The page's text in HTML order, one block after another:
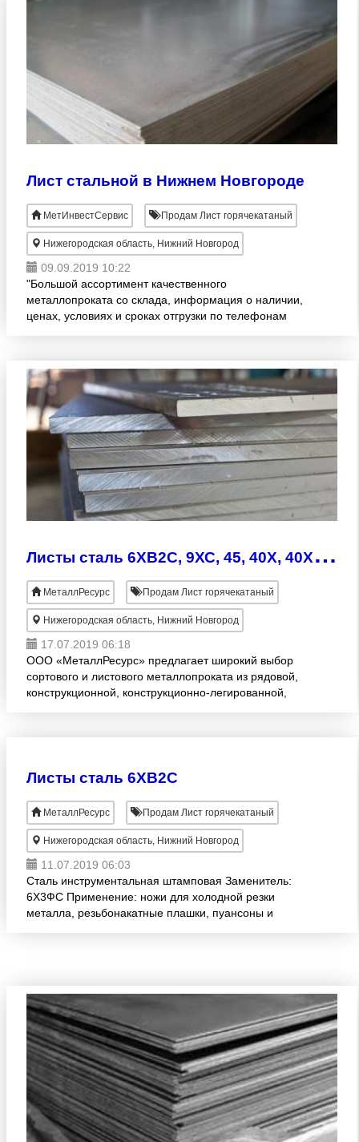
Лист стальной в Нижнем Новгороде
МетИнвестСервис Продам Лист горячекатаный
Нижегородская область, Нижний Новгород
09.09.2019 10:22
"Большой ассортимент качественного
металлопроката со склада, информация о наличии,
ценах, условиях и сроках отгрузки по телефонам
Л
исты сталь 6ХВ2С, 9ХС, 45, 40Х, 40Х13, 20, Х12МФ, У8А
МеталлРесурс Продам Лист горячекатаный
Нижегородская область, Нижний Новгород
17.07.2019 06:18
ООО «МеталлРесурс» предлагает широкий выбор
сортового и листового металлопроката из рядовой,
конструкционной, конструкционно-легированной,
Листы сталь 6ХВ2С
МеталлРесурс Продам Лист горячекатаный
Нижегородская область, Нижний Новгород
11.07.2019 06:03
Сталь инструментальная штaмповая Заменитель:
6Х3ФС Применение: ножи для холодной резки
металла, резьбонакатные плашки, пуансоны и